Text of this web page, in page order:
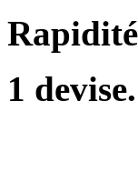
Rapidité
1 devise.